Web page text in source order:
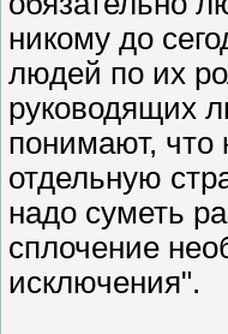
никому до
людей по их
руководящих
понимают, что
отдельную
надо суметь
сплочение
исключения".